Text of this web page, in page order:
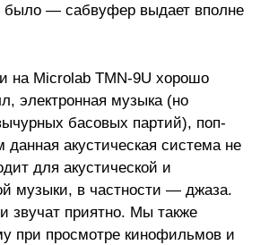
было — сабвуфер выдает вполне
на Microlab TMN-9U хорошо
электронная музыка (но
басовых партий), поп-
акустическая система не
для акустической и
музыки, в частности — джаза.
звучат приятно. Мы также
при просмотре кинофильмов и